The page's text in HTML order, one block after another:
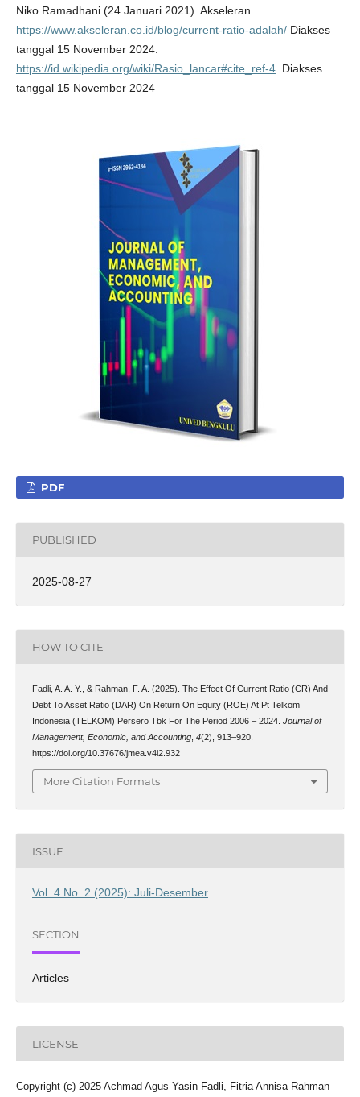
Niko Ramadhani (24 Januari 2021). Akseleran.
https://www.akseleran.co.id/blog/current-ratio-adalah/Diakses
tanggal 15 November 2024.
https://id.wikipedia.org/wiki/Rasio_lancar#cite_ref-4. Diakses
tanggal 15 November 2024
PDF
PUBLISHED
2025-08-27
HOW TO CITE
Fadli, A. A. Y., & Rahman, F. A. (2025). The Effect Of Current Ratio (CR) And
Debt To Asset Ratio (DAR) On Return On Equity (ROE) At Pt Telkom
Indonesia (TELKOM) Persero Tbk For The Period 2006 – 2024. Journal of
Management, Economic, and Accounting, 4(2), 913–920.
https://doi.org/10.37676/jmea.v4i2.932
More Citation Formats
ISSUE
Vol. 4 No. 2 (2025): Juli-Desember
SECTION
Articles
LICENSE
Copyright (c) 2025 Achmad Agus Yasin Fadli, Fitria Annisa Rahman